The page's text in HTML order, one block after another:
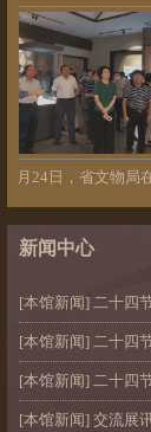
文物局在吉...
新闻中心
[本馆新闻] 二十四
[本馆新闻] 二十四
[本馆新闻] 二十四
[本馆新闻] 交流展